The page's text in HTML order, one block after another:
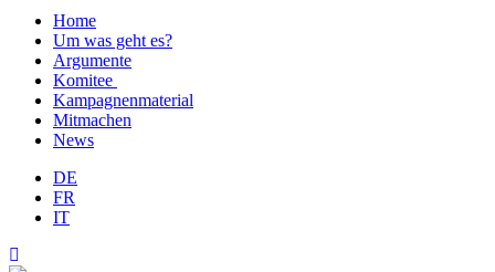
Home
Um was geht es?
Argumente
Komitee
Kampagnenmaterial
Mitmachen
News
DE
FR
IT